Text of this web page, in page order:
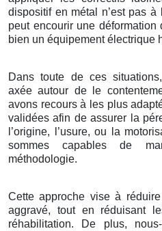
dispositif en métal n’est pas à
peut encourir une déformation
bien un équipement électrique
Dans toute de ces
axée autour de le
avons recours à les plus
validées afin de assurer la
l’origine, l’usure, ou la
sommes capables de
méthodologie.
Cette approche vise à
aggravé, tout en réduisant
réhabilitation. De plus,